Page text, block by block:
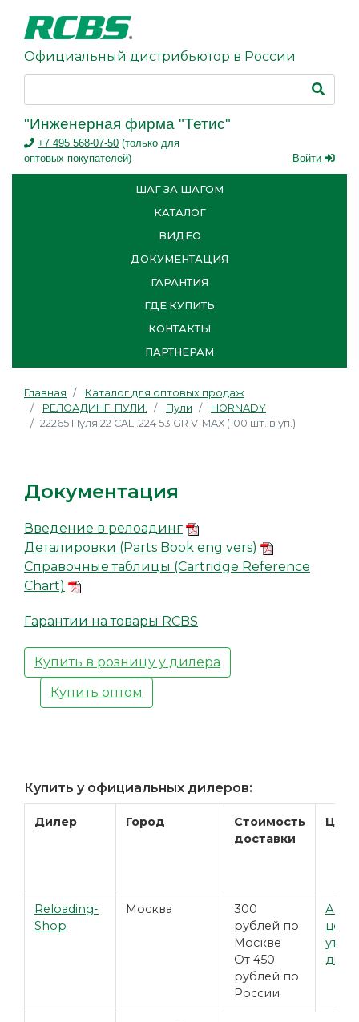
Официальный дистрибьютор в России
"Инженерная фирма "Тетис"
+7 495 568-07-50 (только для
оптовых покупателей)
Войти
ШАГ ЗА ШАГОМ
КАТАЛОГ
ВИДЕО
ДОКУМЕНТАЦИЯ
ГАРАНТИЯ
ГДЕ КУПИТЬ
КОНТАКТЫ
ПАРТНЕРАМ
Главная
Каталог для оптовых продаж
РЕЛОАДИНГ. ПУЛИ.
Пули
HORNADY
22265 Пуля 22 CAL .224 53 GR V-MAX (100 шт. в уп.)
Документация
Введение в релоадинг
Деталировки (Parts Book eng vers)
Справочные таблицы (Cartridge Reference
Chart)
Гарантии на товары RCBS
Купить в розницу у дилера
Купить оптом
Купить у официальных дилеров:
Дилер Город
Стоимость
доставки
Reloading-
Shop
Москва
300
рублей по
Москве
От 450
рублей по
России
цены